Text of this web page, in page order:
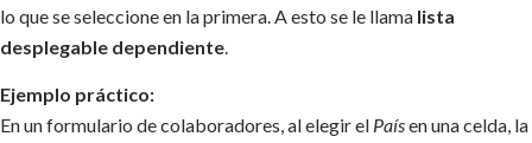
lo que se seleccione en la primera. A esto se le llama lista
desplegable dependiente.
Ejemplo práctico:
En un formulario de colaboradores, al elegir el Paísen una celda, la